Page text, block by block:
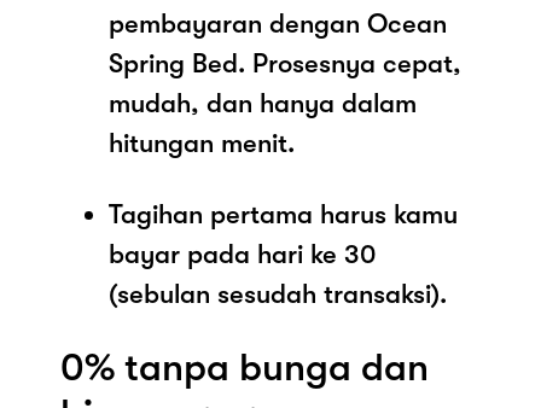
pembayaran dengan Ocean
Spring Bed. Prosesnya cepat,
mudah, dan hanya dalam
hitungan menit.
Tagihan pertama harus kamu
bayar pada hari ke 30
(sebulan sesudah transaksi).
0% tanpa bunga dan